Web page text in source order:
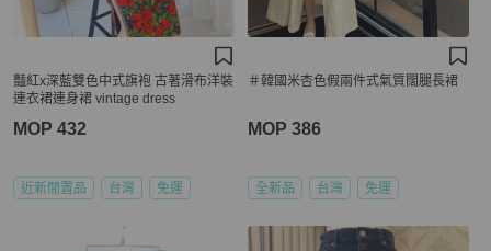
豔紅x深藍雙色中式旗袍 古著滑布洋裝
連衣裙連身裙 vintage dress
MOP 432
近新閒置品 台灣 免運
＃韓國米杏色假兩件式氣質闊腿長裙
MOP 386
全新品 台灣 免運